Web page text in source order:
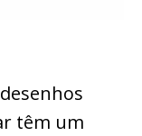
têm um